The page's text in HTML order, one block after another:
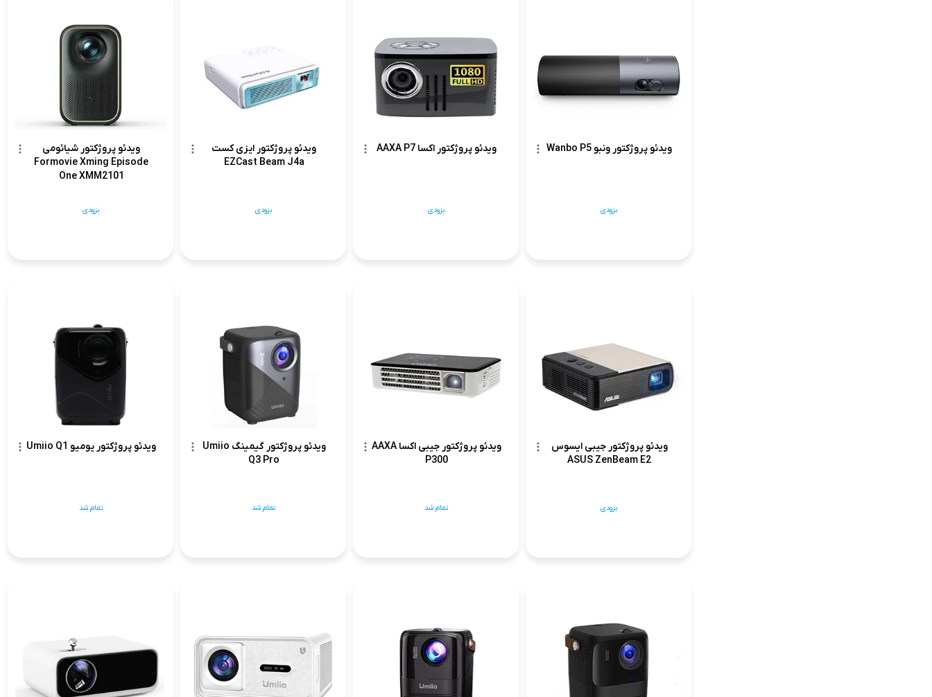
ویدئو پروژکتور ونبو Wanbo P5
بزودی
ویدئو پروژکتور اکسا AAXA P7
بزودی
ویدئو پروژکتور ایزی کست
EZCast Beam J4a
بزودی
ویدئو پروژکتور شیائومی
Formovie Xming Episode
One XMM2101
بزودی
ویدئو پروژکتور جیبی ایسوس
ASUS ZenBeam E2
بزودی
ویدئو پروژکتور جیبی اکسا AAXA
P300
تمام شد
ویدئو پروژکتور گیمینگ Umiio
Q3 Pro
تمام شد
ویدئو پروژکتور یومیو Umiio Q1
تمام شد